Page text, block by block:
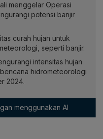
menggelar Operasi
potensi banjir
curah hujan untuk
seperti banjir.
intensitas hujan
hidrometeorologi
2024.
menggunakan AI